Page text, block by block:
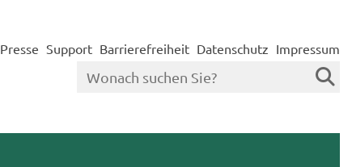
Presse Support Barrierefreiheit Datenschutz Impressum